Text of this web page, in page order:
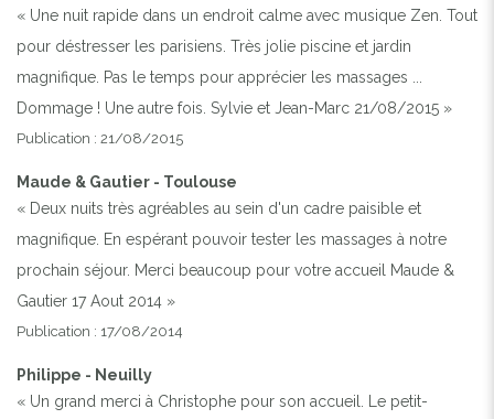
« Une nuit rapide dans un endroit calme avec musique Zen. Tout
pour déstresser les parisiens. Très jolie piscine et jardin
magnifique. Pas le temps pour apprécier les massages ...
Dommage ! Une autre fois. Sylvie et Jean-Marc 21/08/2015 »
Publication : 21/08/2015
Maude & Gautier - Toulouse
« Deux nuits très agréables au sein d'un cadre paisible et
magnifique. En espérant pouvoir tester les massages à notre
prochain séjour. Merci beaucoup pour votre accueil Maude &
Gautier 17 Aout 2014 »
Publication : 17/08/2014
Philippe - Neuilly
« Un grand merci à Christophe pour son accueil. Le petit-